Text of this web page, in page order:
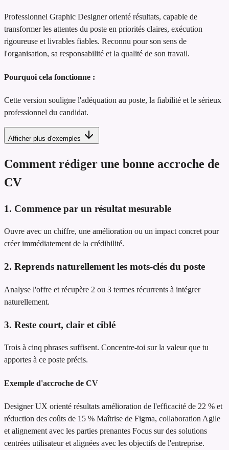
Professionnel Graphic Designer orienté résultats, capable de
transformer les attentes du poste en priorités claires, exécution
rigoureuse et livrables fiables. Reconnu pour son sens de
l'organisation, sa responsabilité et la qualité de son travail.
Pourquoi cela fonctionne :
Cette version souligne l'adéquation au poste, la fiabilité et le sérieux
professionnel du candidat.
Afficher plus d'exemples
Comment rédiger une bonne accroche de
CV
1. Commence par un résultat mesurable
Ouvre avec un chiffre, une amélioration ou un impact concret pour
créer immédiatement de la crédibilité.
2. Reprends naturellement les mots-clés du poste
Analyse l'offre et récupère 2 ou 3 termes récurrents à intégrer
naturellement.
3. Reste court, clair et ciblé
Trois à cinq phrases suffisent. Concentre-toi sur la valeur que tu
apportes à ce poste précis.
Exemple d'accroche de CV
Designer UX orienté résultats amélioration de l'efficacité de 22 % et
réduction des coûts de 15 % Maîtrise de Figma, collaboration Agile
et alignement avec les parties prenantes Focus sur des solutions
centrées utilisateur et alignées avec les objectifs de l'entreprise.